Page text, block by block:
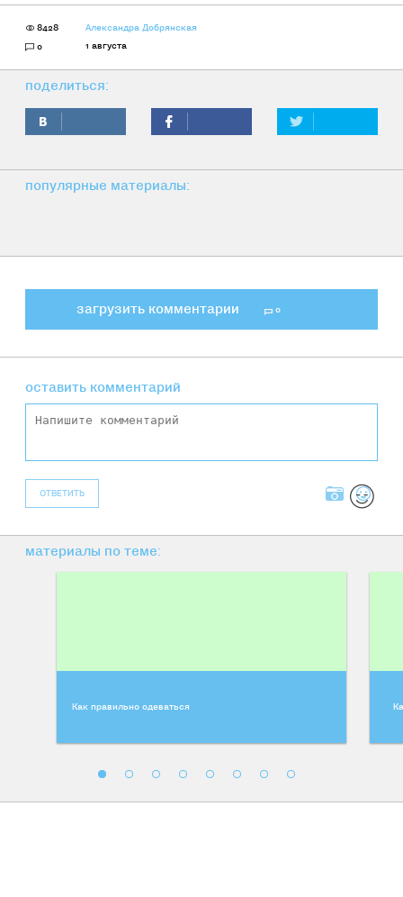
8428
0
Александра Добрянская
1 августа
поделиться:
популярные материалы:
загрузить комментарии 0
оставить комментарий
ОТВЕТИТЬ
материалы по теме:
Как правильно одеваться